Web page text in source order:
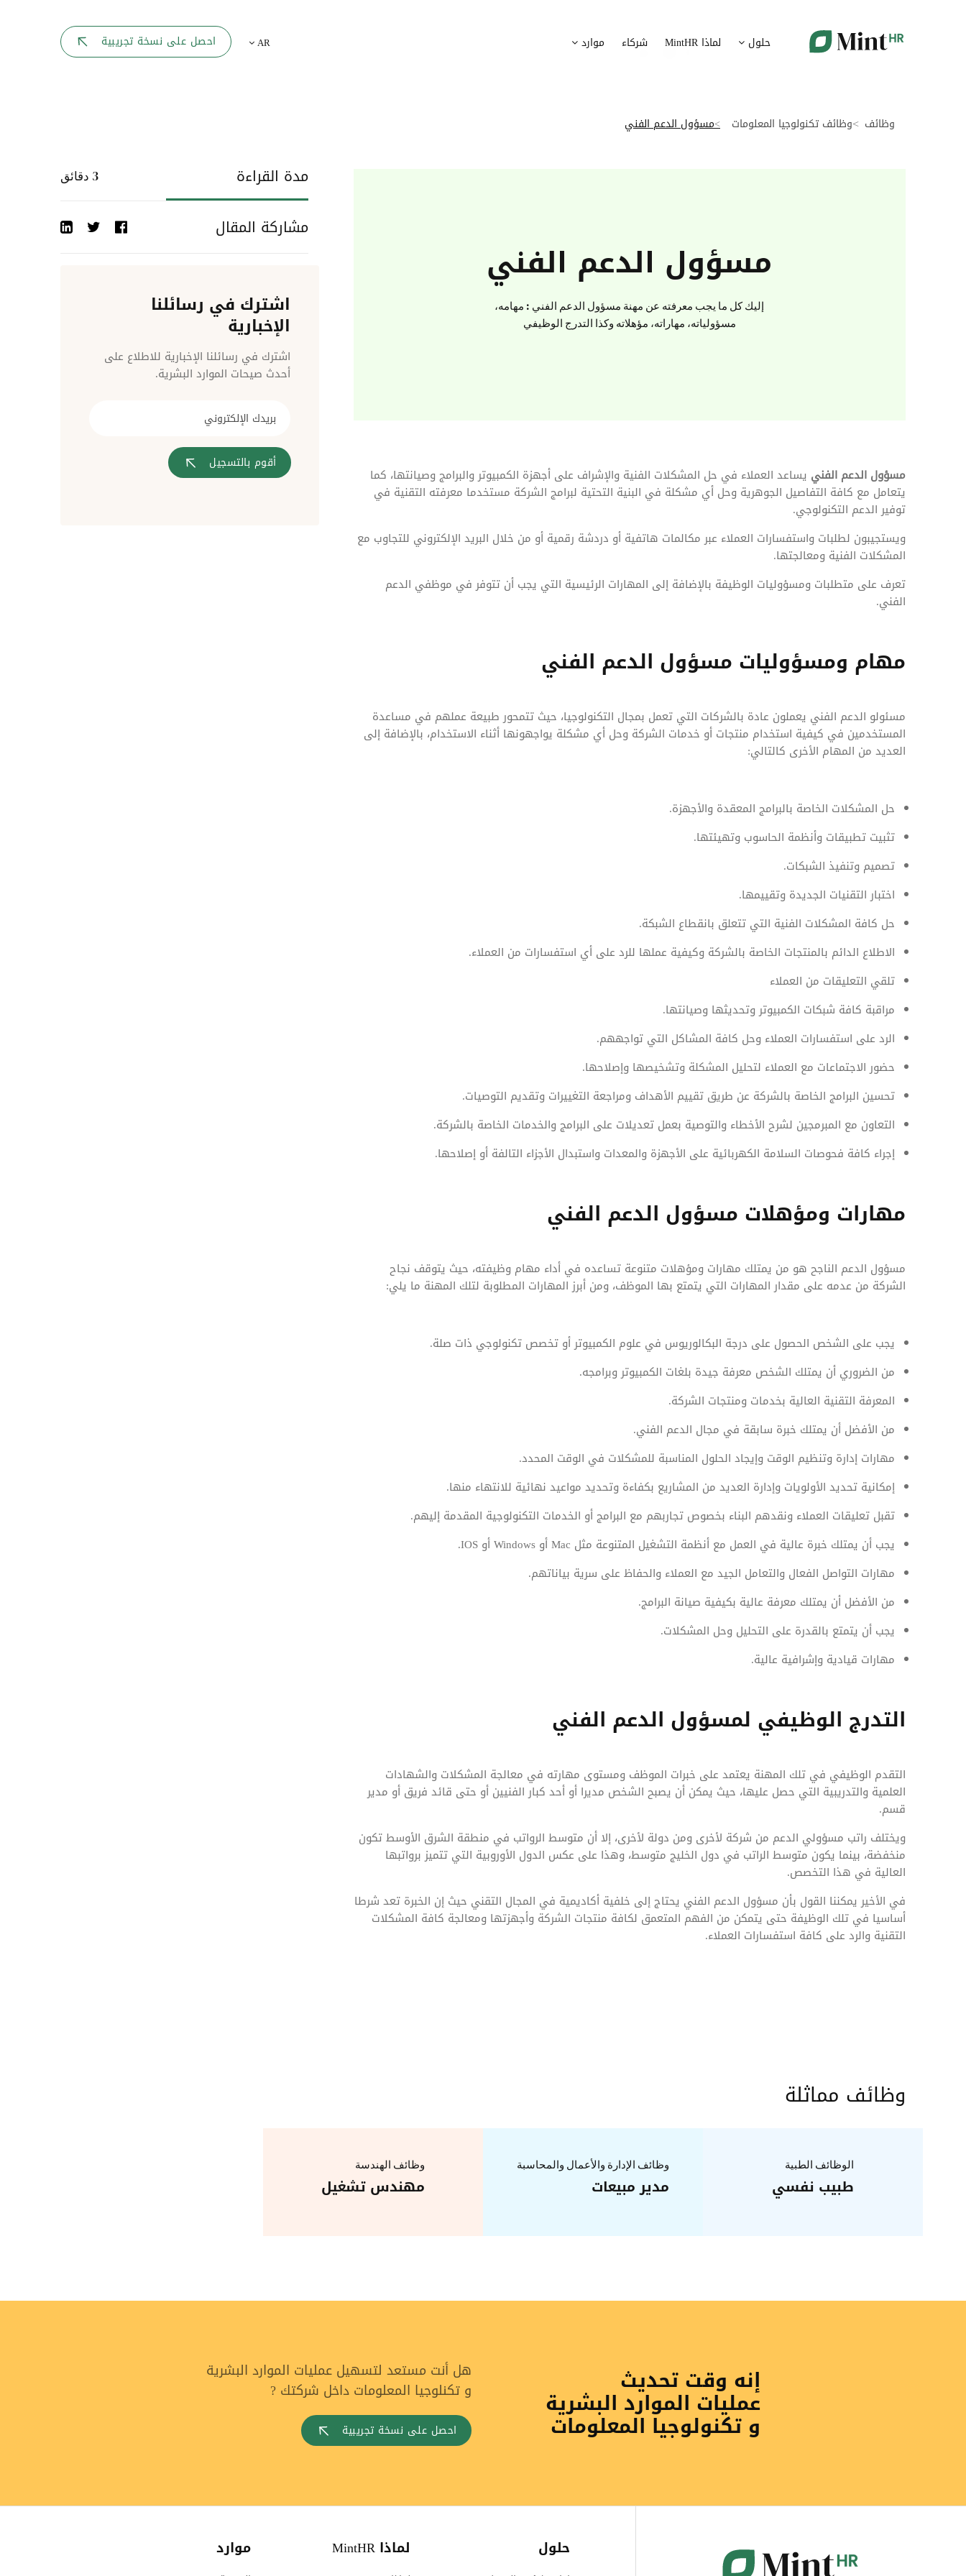
حلول لماذا MintHR شركاء موارد AR احصل على نسخة تجريبية
وظائف وظائف تكنولوجيا المعلومات مسؤول الدعم الفني
مسؤول الدعم الفني
إليك كل ما يجب معرفته عن مهنة مسؤول الدعم الفني : مهامه،
مسؤولياته، مهاراته، مؤهلاته وكذا التدرج الوظيفي
مسؤول الدعم الفني يساعد العملاء في حل المشكلات الفنية والإشراف على أجهزة الكمبيوتر والبرامج وصيانتها، كما
يتعامل مع كافة التفاصيل الجوهرية وحل أي مشكلة في البنية التحتية لبرامج الشركة مستخدما معرفته التقنية في
توفير الدعم التكنولوجي.
ويستجيبون لطلبات واستفسارات العملاء عبر مكالمات هاتفية أو دردشة رقمية أو من خلال البريد الإلكتروني للتجاوب مع
المشكلات الفنية ومعالجتها.
تعرف على متطلبات ومسؤوليات الوظيفة بالإضافة إلى المهارات الرئيسية التي يجب أن تتوفر في موظفي الدعم
الفني.
مهام ومسؤوليات مسؤول الدعم الفني
مسئولو الدعم الفني يعملون عادة بالشركات التي تعمل بمجال التكنولوجيا، حيث تتمحور طبيعة عملهم في مساعدة
المستخدمين في كيفية استخدام منتجات أو خدمات الشركة وحل أي مشكلة يواجهونها أثناء الاستخدام، بالإضافة إلى
العديد من المهام الأخرى كالتالي:
حل المشكلات الخاصة بالبرامج المعقدة والأجهزة.
تثبيت تطبيقات وأنظمة الحاسوب وتهيئتها.
تصميم وتنفيذ الشبكات.
اختبار التقنيات الجديدة وتقييمها.
حل كافة المشكلات الفنية التي تتعلق بانقطاع الشبكة.
الاطلاع الدائم بالمنتجات الخاصة بالشركة وكيفية عملها للرد على أي استفسارات من العملاء.
تلقي التعليقات من العملاء
مراقبة كافة شبكات الكمبيوتر وتحديثها وصيانتها.
الرد على استفسارات العملاء وحل كافة المشاكل التي تواجههم.
حضور الاجتماعات مع العملاء لتحليل المشكلة وتشخيصها وإصلاحها.
تحسين البرامج الخاصة بالشركة عن طريق تقييم الأهداف ومراجعة التغييرات وتقديم التوصيات.
التعاون مع المبرمجين لشرح الأخطاء والتوصية بعمل تعديلات على البرامج والخدمات الخاصة بالشركة.
إجراء كافة فحوصات السلامة الكهربائية على الأجهزة والمعدات واستبدال الأجزاء التالفة أو إصلاحها.
مهارات ومؤهلات مسؤول الدعم الفني
مسؤول الدعم الناجح هو من يمتلك مهارات ومؤهلات متنوعة تساعده في أداء مهام وظيفته، حيث يتوقف نجاح
الشركة من عدمه على مقدار المهارات التي يتمتع بها الموظف، ومن أبرز المهارات المطلوبة لتلك المهنة ما يلي:
يجب على الشخص الحصول على درجة البكالوريوس في علوم الكمبيوتر أو تخصص تكنولوجي ذات صلة.
من الضروري أن يمتلك الشخص معرفة جيدة بلغات الكمبيوتر وبرامجه.
المعرفة التقنية العالية بخدمات ومنتجات الشركة.
من الأفضل أن يمتلك خبرة سابقة في مجال الدعم الفني.
مهارات إدارة وتنظيم الوقت وإيجاد الحلول المناسبة للمشكلات في الوقت المحدد.
إمكانية تحديد الأولويات وإدارة العديد من المشاريع بكفاءة وتحديد مواعيد نهائية للانتهاء منها.
تقبل تعليقات العملاء ونقدهم البناء بخصوص تجاربهم مع البرامج أو الخدمات التكنولوجية المقدمة إليهم.
يجب أن يمتلك خبرة عالية في العمل مع أنظمة التشغيل المتنوعة مثل Mac أو Windows أو IOS.
مهارات التواصل الفعال والتعامل الجيد مع العملاء والحفاظ على سرية بياناتهم.
من الأفضل أن يمتلك معرفة عالية بكيفية صيانة البرامج.
يجب أن يتمتع بالقدرة على التحليل وحل المشكلات.
مهارات قيادية وإشرافية عالية.
التدرج الوظيفي لمسؤول الدعم الفني
التقدم الوظيفي في تلك المهنة يعتمد على خبرات الموظف ومستوى مهارته في معالجة المشكلات والشهادات
العلمية والتدريبية التي حصل عليها، حيث يمكن أن يصبح الشخص مديرا أو أحد كبار الفنيين أو حتى قائد فريق أو مدير
قسم.
ويختلف راتب مسؤولي الدعم من شركة لأخرى ومن دولة لأخرى، إلا أن متوسط الرواتب في منطقة الشرق الأوسط تكون
منخفضة، بينما يكون متوسط الراتب في دول الخليج متوسط، وهذا على عكس الدول الأوروبية التي تتميز برواتبها
العالية في هذا التخصص.
في الأخير يمكننا القول بأن مسؤول الدعم الفني يحتاج إلى خلفية أكاديمية في المجال التقني حيث إن الخبرة تعد شرطا
أساسيا في تلك الوظيفة حتى يتمكن من الفهم المتعمق لكافة منتجات الشركة وأجهزتها ومعالجة كافة المشكلات
التقنية والرد على كافة استفسارات العملاء.
مدة القراءة 3 دقائق
مشاركة المقال
اشترك في رسائلنا
الإخبارية
اشترك في رسائلنا الإخبارية للاطلاع على
أحدث صيحات الموارد البشرية.
أقوم بالتسجيل
وظائف مماثلة
الوظائف الطبية
طبيب نفسي
وظائف الإدارة والأعمال والمحاسبة
مدير مبيعات
وظائف الهندسة
مهندس تشغيل
إنه وقت تحديث
عمليات الموارد البشرية
و تكنولوجيا المعلومات
هل أنت مستعد لتسهيل عمليات الموارد البشرية
و تكنلوجيا المعلومات داخل شركتك ?
احصل على نسخة تجريبية
حلول لماذا MintHR موارد
بيانات الموارد البشرية ممركزة في بوابة واحدة قم برقمنة عملية التوظيف الخاصة بك
أحداث الشركة
مراقبة الدخول